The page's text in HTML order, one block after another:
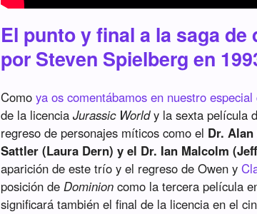
El punto y final a la saga
por Steven Spielberg en
Comoya os comentábamos en nuestro
de la licenciaJurassic Worldy la sexta película
regreso de personajes míticos como el Dr.
Sattler (Laura Dern) y el Dr. Ian Malcolm
aparición de este trío y el regreso de Owen y
posición deDominion como la tercera película
significará también el final de la licencia en el